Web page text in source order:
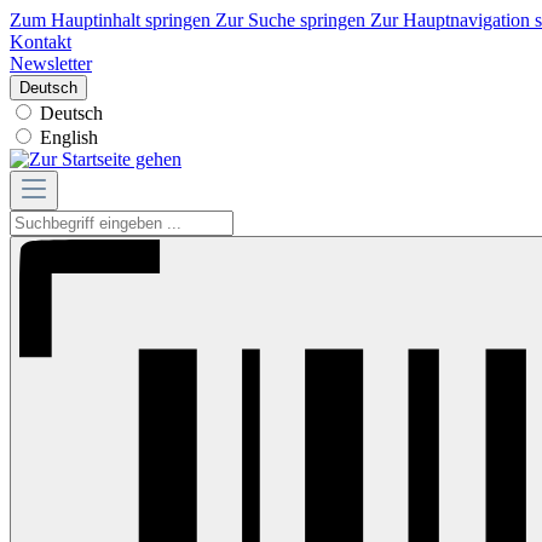
Zum Hauptinhalt springen Zur Suche springen Zur Hauptnavigation
Kontakt
Newsletter
Deutsch
Deutsch
English